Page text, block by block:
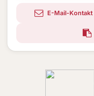
E-Mail-Kontakt